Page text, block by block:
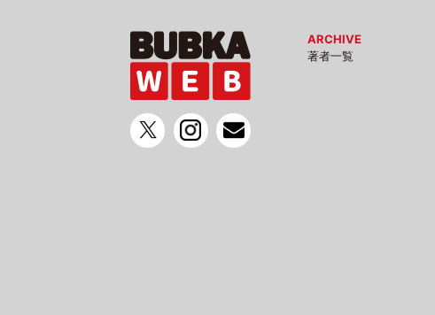
ARCHIVE
著者一覧